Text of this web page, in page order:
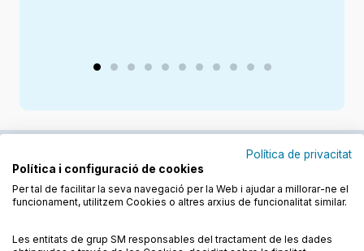
Descobreix els llibres a les llengües cooficials
Política de privacitat
Política i configuració de cookies
Per tal de facilitar la seva navegació per la Web i ajudar a millorar-ne el
funcionament, utilitzem Cookies o altres arxius de funcionalitat similar.
Les entitats de grup SM responsables del tractament de les dades